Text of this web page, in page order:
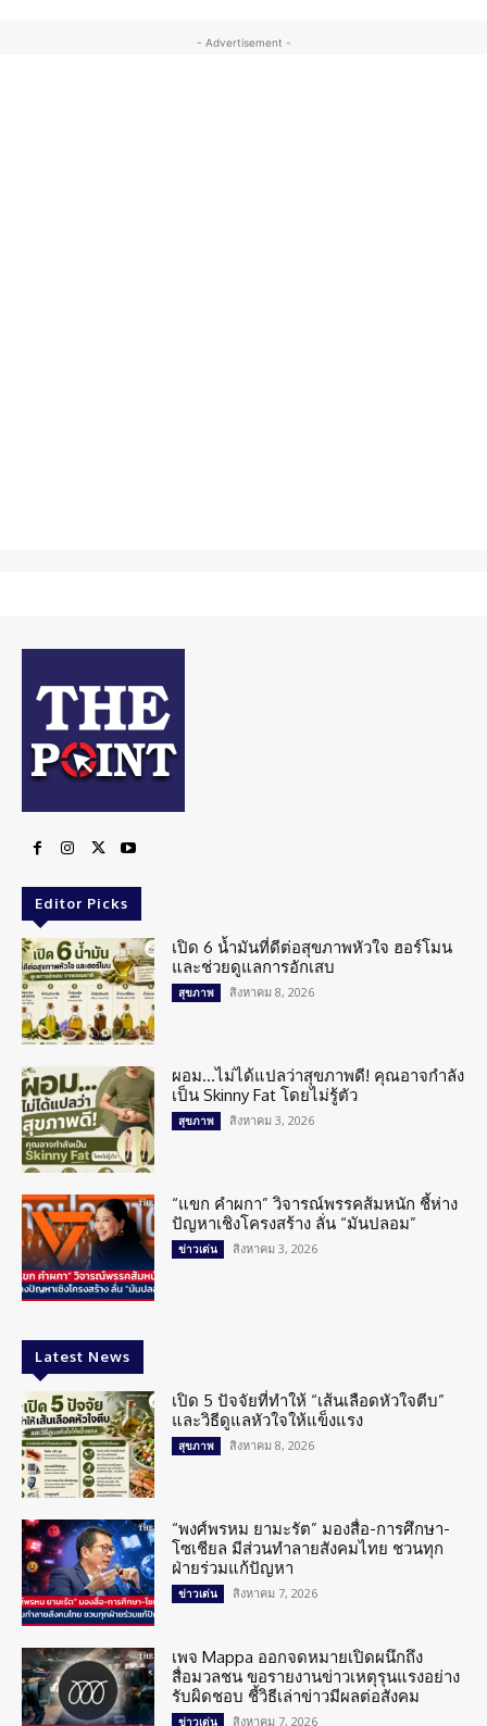
- Advertisement -
Editor Picks
เปิด 6 น้ำมันที่ดีต่อสุขภาพหัวใจ ฮอร์โมน
และช่วยดูแลการอักเสบ
สุขภาพ สิงหาคม 8, 2026
ผอม…ไม่ได้แปลว่าสุขภาพดี! คุณอาจกำลัง
เป็น Skinny Fat โดยไม่รู้ตัว
สุขภาพ สิงหาคม 3, 2026
“แขก คำผกา” วิจารณ์พรรคส้มหนัก ชี้ห่าง
ปัญหาเชิงโครงสร้าง ลั่น “มันปลอม”
ข่าวเด่น สิงหาคม 3, 2026
Latest News
เปิด 5 ปัจจัยที่ทำให้ “เส้นเลือดหัวใจตีบ”
และวิธีดูแลหัวใจให้แข็งแรง
สุขภาพ สิงหาคม 8, 2026
“พงศ์พรหม ยามะรัต” มองสื่อ-การศึกษา-
โซเชียล มีส่วนทำลายสังคมไทย ชวนทุก
ฝ่ายร่วมแก้ปัญหา
ข่าวเด่น สิงหาคม 7, 2026
เพจ Mappa ออกจดหมายเปิดผนึกถึง
สื่อมวลชน ขอรายงานข่าวเหตุรุนแรงอย่าง
รับผิดชอบ ชี้วิธีเล่าข่าวมีผลต่อสังคม
ข่าวเด่น สิงหาคม 7, 2026